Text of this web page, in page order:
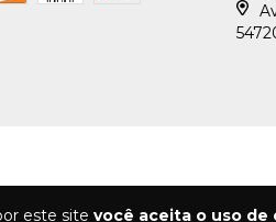
este site você aceita o uso de